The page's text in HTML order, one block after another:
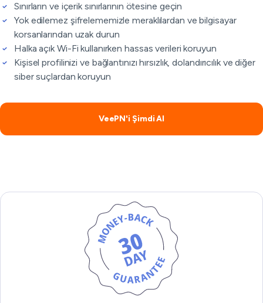
Sınırların ve içerik sınırlarının ötesine geçin
Yok edilemez şifrelememizle meraklılardan ve bilgisayar
korsanlarından uzak durun
Halka açık Wi-Fi kullanırken hassas verileri koruyun
Kişisel profilinizi ve bağlantınızı hırsızlık, dolandırıcılık ve diğer
siber suçlardan koruyun
VeePN'i Şimdi Al